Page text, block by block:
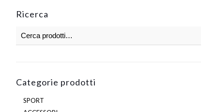
Ricerca
Categorie prodotti
SPORT